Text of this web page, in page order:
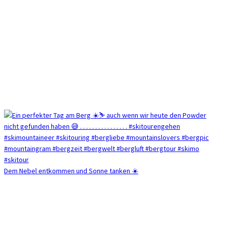
Dem Nebel entkommen und Sonne tanken ☀️